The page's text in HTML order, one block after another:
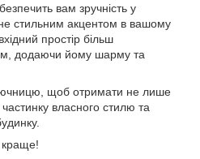
вам зручність у
стильним акцентом в вашому
простір більш
додаючи йому шарму та
щоб отримати не лише
власного стилю та
краще!